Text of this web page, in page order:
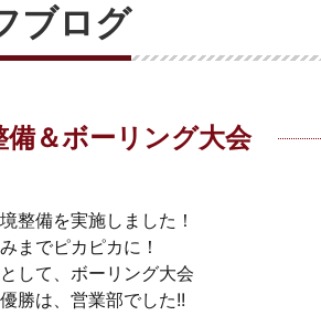
ブログ
備＆ボーリング大会
整備を実施しました！
までピカピカに！
して、ボーリング大会
勝は、営業部でした!!